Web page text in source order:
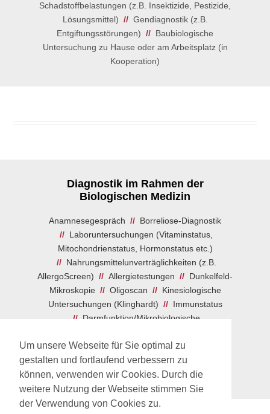
Um unsere Webseite für Sie optimal zu
gestalten und fortlaufend verbessern zu
können, verwenden wir Cookies. Durch die
weitere Nutzung der Webseite stimmen Sie
der Verwendung von Cookies zu.
Schadstoffbelastungen (z.B. Insektizide, Pestizide,
Lösungsmittel) //Gendiagnostik (z.B.
Entgiftungsstörungen) // Baubiologische
Untersuchung zu Hause oder am Arbeitsplatz (in
Kooperation)
Diagnostik im Rahmen der
Biologischen Medizin
Anamnesegespräch // Borreliose-Diagnostik
// Laboruntersuchungen (Vitaminstatus,
Mitochondrienstatus, Hormonstatus etc.)
// Nahrungsmittelunverträglichkeiten (z.B.
AllergoScreen) // Allergietestungen // Dunkelfeld-
Mikroskopie // Oligoscan // Kinesiologische
Untersuchungen (Klinghardt) // Immunstatus
// Darmfunktion/Mikrobiologische
(z.B. nach Sander)// HRV (Herzratenvariabilität)
// Spenglersan-Kolloid-Test// Elektroakupunktur
nach Voll (EAV)